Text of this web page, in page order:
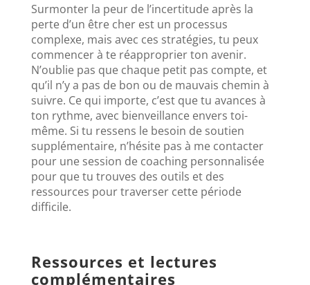
Surmonter la peur de l’incertitude après la
perte d’un être cher est un processus
complexe, mais avec ces stratégies, tu peux
commencer à te réapproprier ton avenir.
N’oublie pas que chaque petit pas compte, et
qu’il n’y a pas de bon ou de mauvais chemin à
suivre. Ce qui importe, c’est que tu avances à
ton rythme, avec bienveillance envers toi-
même. Si tu ressens le besoin de soutien
supplémentaire, n’hésite pas à me contacter
pour une session de coaching personnalisée
pour que tu trouves des outils et des
ressources pour traverser cette période
difficile.
Ressources et lectures
complémentaires